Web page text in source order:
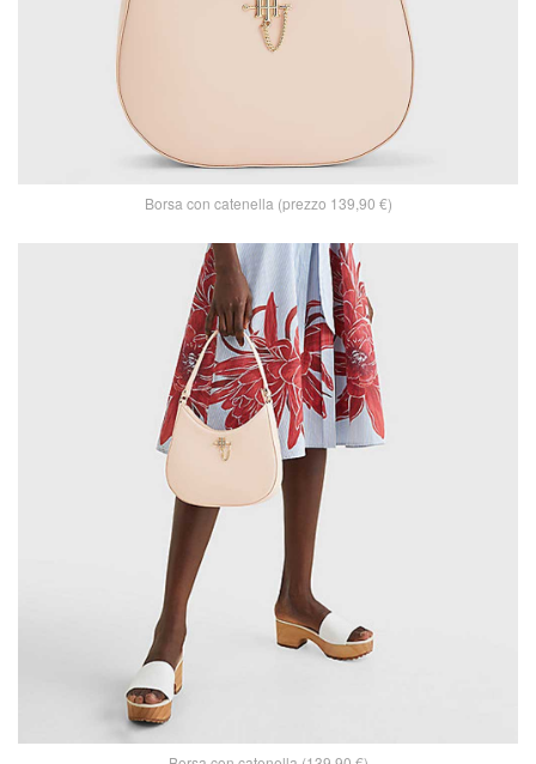
Borsa con catenella (prezzo 139,90 €)